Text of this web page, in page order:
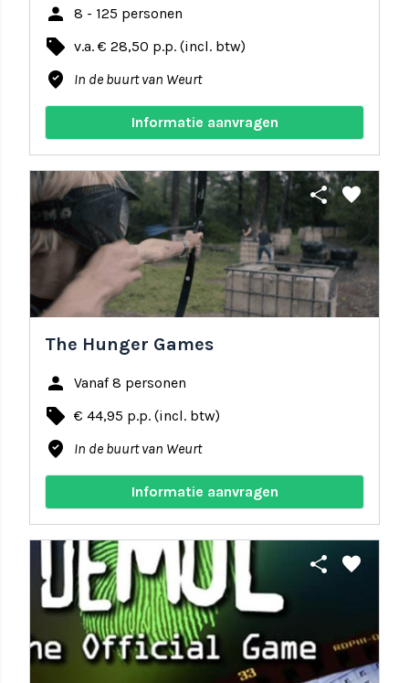
person 8 - 125 personen
local_offer v.a. € 28,50 p.p. (incl. btw)
where_to_vote In de buurt van Weurt
Informatie aanvragen
share favorite
The Hunger Games
person Vanaf 8 personen
local_offer € 44,95 p.p. (incl. btw)
where_to_vote In de buurt van Weurt
Informatie aanvragen
share favorite